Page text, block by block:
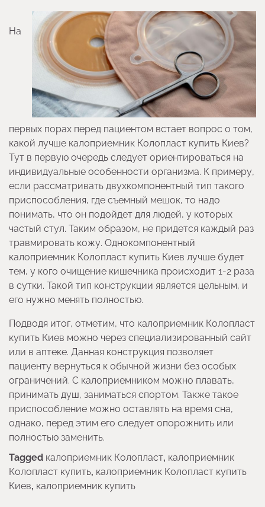
На
первых порах перед пациентом встает вопрос о том,
какой лучше калоприемник Колопласт купить Киев?
Тут в первую очередь следует ориентироваться на
индивидуальные особенности организма. К примеру,
если рассматривать двухкомпонентный тип такого
приспособления, где съемный мешок, то надо
понимать, что он подойдет для людей, у которых
частый стул. Таким образом, не придется каждый раз
травмировать кожу. Однокомпонентный
калоприемник Колопласт купить Киев лучше будет
тем, у кого очищение кишечника происходит 1-2 раза
в сутки. Такой тип конструкции является цельным, и
его нужно менять полностью.
Подводя итог, отметим, что калоприемник Колопласт
купить Киев можно через специализированный сайт
или в аптеке. Данная конструкция позволяет
пациенту вернуться к обычной жизни без особых
ограничений. С калоприемником можно плавать,
принимать душ, заниматься спортом. Также такое
приспособление можно оставлять на время сна,
однако, перед этим его следует опорожнить или
полностью заменить.
Tagged калоприемник Колопласт, калоприемник
Колопласт купить, калоприемник Колопласт купить
Киев, калоприемник купить